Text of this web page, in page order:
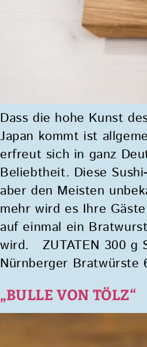
Dass die hohe Kunst
Japan kommt ist
erfreut sich in ganz
Beliebtheit. Diese
aber den Meisten
mehr wird es Ihre
auf einmal ein
wird. ZUTATEN 300 g
Nürnberger
„BULLE VON TÖLZ“